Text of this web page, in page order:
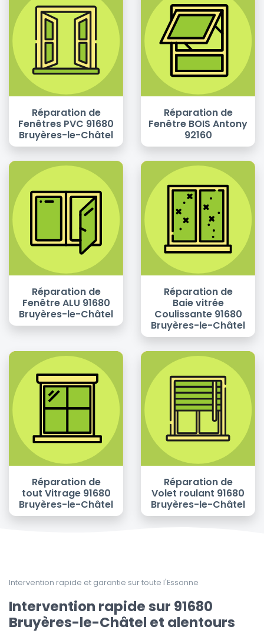
Réparation de
Fenêtres PVC 91680
Bruyères-le-Châtel
Réparation de
Fenêtre BOIS Antony
92160
Réparation de
Fenêtre ALU 91680
Bruyères-le-Châtel
Réparation de
Baie vitrée
Coulissante 91680
Bruyères-le-Châtel
Réparation de
tout Vitrage 91680
Bruyères-le-Châtel
Réparation de
Volet roulant 91680
Bruyères-le-Châtel
Intervention rapide et garantie sur toute l'Essonne
Intervention rapide sur 91680
Bruyères-le-Châtel et alentours